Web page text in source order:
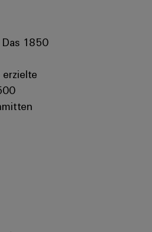
Das 1850